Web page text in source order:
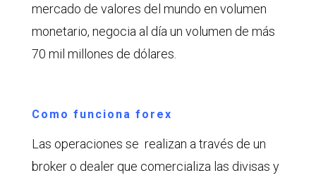
mercado de valores del mundo en volumen
monetario, negocia al día un volumen de más
70 mil millones de dólares.
Como funciona forex
Las operaciones se realizan a través de un
broker o dealer que comercializa las divisas y